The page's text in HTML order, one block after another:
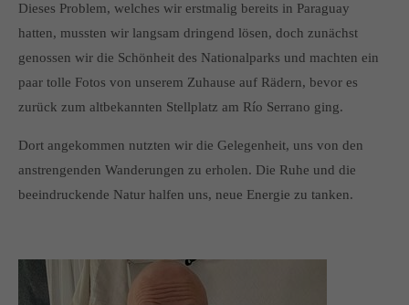
Dieses Problem, welches wir erstmalig bereits in Paraguay
hatten, mussten wir langsam dringend lösen, doch zunächst
genossen wir die Schönheit des Nationalparks und machten ein
paar tolle Fotos von unserem Zuhause auf Rädern, bevor es
zurück zum altbekannten Stellplatz am Río Serrano ging.
Dort angekommen nutzten wir die Gelegenheit, uns von den
anstrengenden Wanderungen zu erholen. Die Ruhe und die
beeindruckende Natur halfen uns, neue Energie zu tanken.